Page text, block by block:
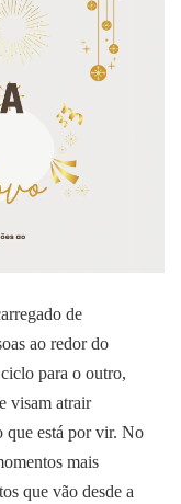
de
ao redor do
para o outro,
visam atrair
que está por vir. No
mais
que vão desde a